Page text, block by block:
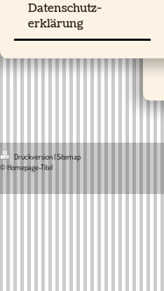
Datenschutz-
erklärung
Druckversion|Sitemap
© Homepage-Titel